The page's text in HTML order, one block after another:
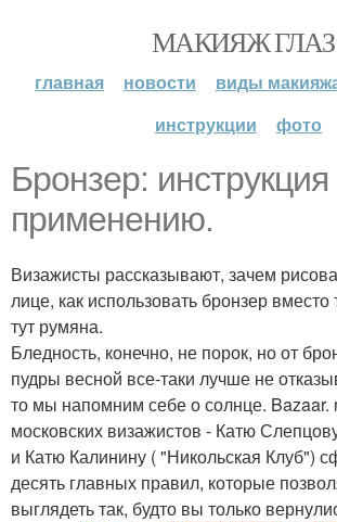
МАКИЯЖ ГЛАЗ
главная новости виды
инструкции
фото
Бронзер: инструкция
применению.
Визажисты рассказывают, зачем
лице, как использовать бронзер
тут румяна.
Бледность, конечно, не порок, но от
пудры весной все-таки лучше не
то мы напомним себе о солнце. Bazaar.
московских визажистов - Катю
и Катю Калинину ( "Никольская Клуб")
десять главных правил, которые
выглядеть так, будто вы только